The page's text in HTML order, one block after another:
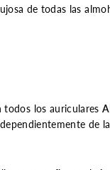
de todas las
todos los auriculares
de